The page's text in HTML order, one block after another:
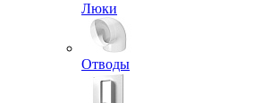
Люки
Отводы